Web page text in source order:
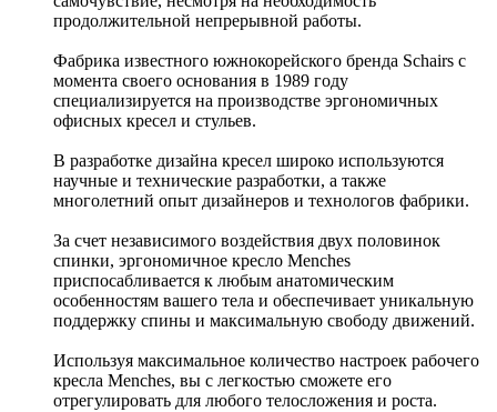
продолжительной непрерывной работы.
Фабрика известного южнокорейского бренда Schairs с
момента своего основания в 1989 году
специализируется на производстве эргономичных
офисных кресел и стульев.
В разработке дизайна кресел широко используются
научные и технические разработки, а также
многолетний опыт дизайнеров и технологов фабрики.
За счет независимого воздействия двух половинок
спинки, эргономичное кресло Menches
приспосабливается к любым анатомическим
особенностям вашего тела и обеспечивает уникальную
поддержку спины и максимальную свободу движений.
Используя максимальное количество настроек рабочего
кресла Menches, вы с легкостью сможете его
отрегулировать для любого телосложения и роста.